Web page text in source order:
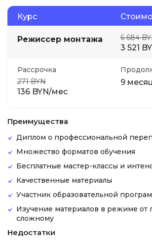
Курс
Режиссер монтажа 6 684
3 521
Рассрочка
271 BYN
136 BYN/мес
9
Преимущества
Диплом о профессиональной
Множество форматов обучения
Бесплатные мастер-классы и
Качественные материалы
Участник образовательной
Изучение материалов в режиме от
сложному
Недостатки